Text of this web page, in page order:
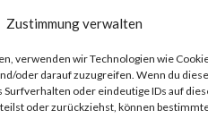
Zustimmung verwalten
verwenden wir Technologien wie
oder darauf zuzugreifen. Wenn du
oder eindeutige IDs auf
oder zurückziehst, können